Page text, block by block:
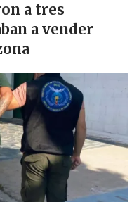
a tres
a vender